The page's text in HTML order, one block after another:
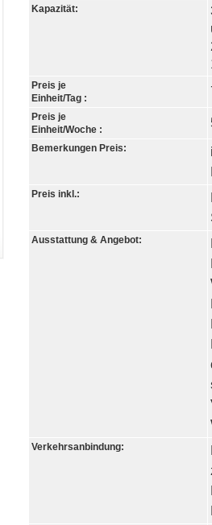
Kapazität:
Preis je
Einheit/Tag :
Preis je
Einheit/Woche :
Bemerkungen Preis:
Preis inkl.:
Ausstattung & Angebot:
Verkehrsanbindung: